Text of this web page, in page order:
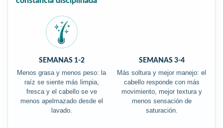
SEMANAS 1-2
Menos grasa y menos peso: la
raíz se siente más limpia,
fresca y el cabello se ve
menos apelmazado desde el
lavado.
SEMANAS 3-4
Más soltura y mejor manejo: el
cabello responde con más
movimiento, mejor textura y
menos sensación de
saturación.